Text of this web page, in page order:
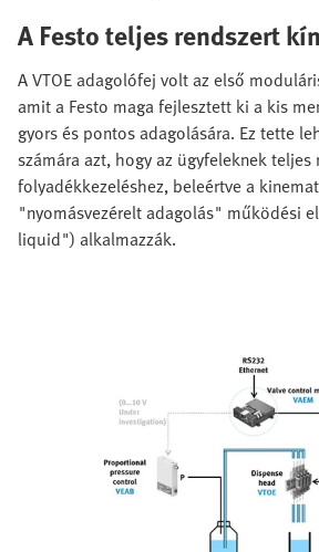
A Festo teljes rendszert
A VTOE adagolófej volt az első
amit a Festo maga fejlesztett ki a kis
gyors és pontos adagolására. Ez tette
számára azt, hogy az ügyfeleknek
folyadékkezeléshez, beleértve a
"nyomásvezérelt adagolás" működési
liquid") alkalmazzák.